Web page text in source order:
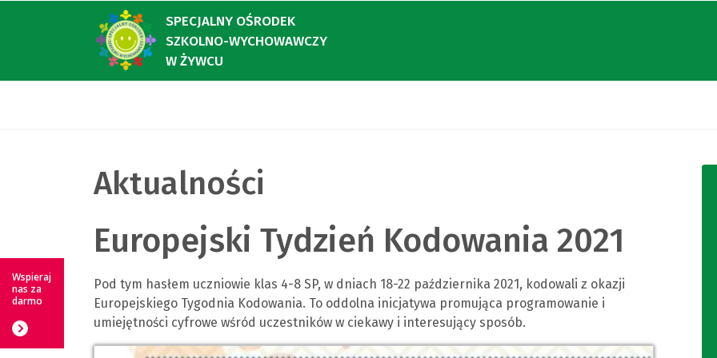
SPECJALNY OŚRODEK
SZKOLNO-WYCHOWAWCZY
W ŻYWCU
Aktualności
Europejski Tydzień Kodowania 2021
Pod tym hasłem uczniowie klas 4-8 SP, w dniach 18-22 października 2021, kodowali z okazji
Europejskiego Tygodnia Kodowania. To oddolna inicjatywa promująca programowanie i
umiejętności cyfrowe wśród uczestników w ciekawy i interesujący sposób.
Wspieraj
nas za
darmo